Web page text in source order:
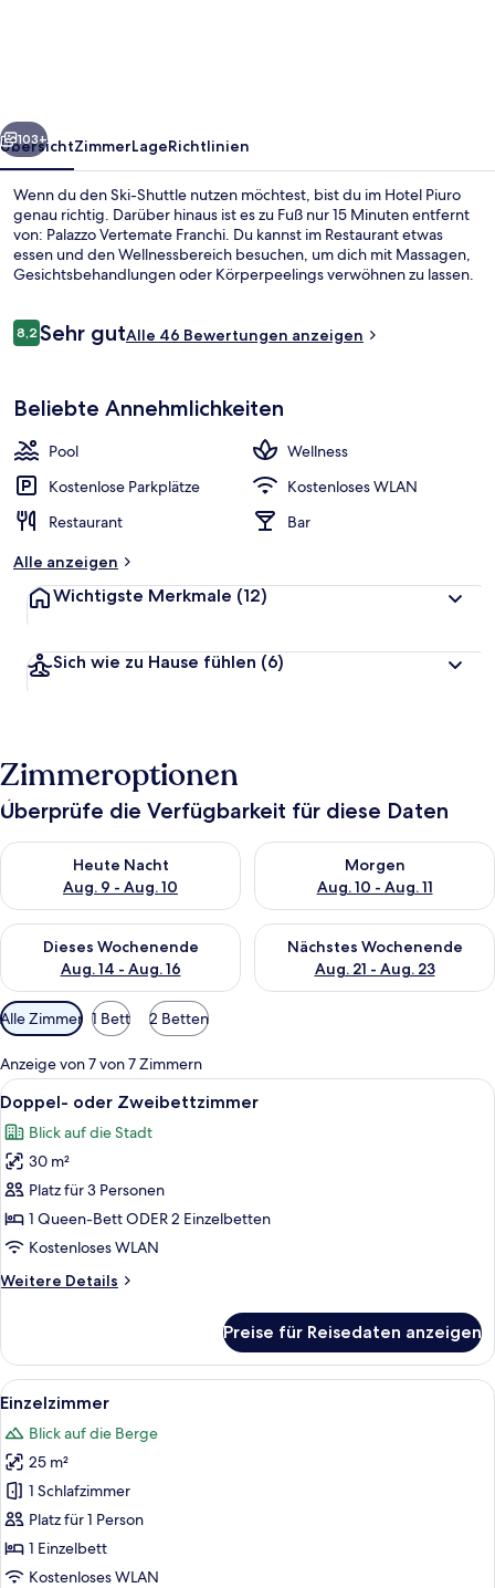
Weiter
103+
ÜbersichtZimmerLageRichtlinien
Wenn du den Ski-Shuttle nutzen möchtest, bist du im Hotel Piuro
genau richtig. Darüber hinaus ist es zu Fuß nur 15 Minuten entfernt
von: Palazzo Vertemate Franchi. Du kannst im Restaurant etwas
essen und den Wellnessbereich besuchen, um dich mit Massagen,
Gesichtsbehandlungen oder Körperpeelings verwöhnen zu lassen.
Bewertungen
8,28,2 von 10.
Sehr gutAlle 46 Bewertungen anzeigen
Beliebte Annehmlichkeiten
Pool
Wellness
Kostenlose Parkplätze
Kostenloses WLAN
Restaurant
Bar
Alle anzeigen
Wichtigste Merkmale (12)
Sich wie zu Hause fühlen (6)
Zimmeroptionen
Überprüfe die Verfügbarkeit für diese Daten
Heute Nacht
Aug. 9 - Aug. 10
Überprüfe die Verfügbarkeit für heute Nacht, Aug. 9 - Aug.
Morgen
Aug. 10 - Aug. 11
Überprüfe die Verfügbarkeit
Dieses Wochenende
Aug. 14 - Aug. 16
Überprüfe die Verfügbarkeit für dieses Wochenende, Aug. 14
Nächstes Wochenende
Aug. 21 - Aug. 23
Überprüfe die Verfügbarkeit
Verfügbare
Filter
für
Zimmer
Alle Zimmer 1 Bett 2 Betten
Anzeige von 7 von 7 Zimmern
Alle
Fotos
für
Doppel-
oder
Zweibettzimmer
anzeigen
Zimmersafe, Schreibtisch, kostenloses
8
Doppel- oder Zweibettzimmer
Blick auf die Stadt
30 m²
Platz für 3 Personen
1 Queen-Bett ODER 2 Einzelbetten
Kostenloses WLAN
Weitere Details
Weitere
oder
Zweibettzimmer
Preise für Reisedaten anzeigen
Alle
Fotos
für
Einzelzimmer
anzeigen
Zimmersafe, Schreibtisch, kostenloses
4
Einzelzimmer
Blick auf die Berge
25 m²
1 Schlafzimmer
Platz für 1 Person
1 Einzelbett
Kostenloses WLAN